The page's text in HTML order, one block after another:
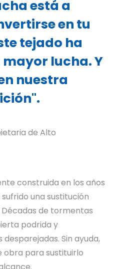
está a
en tu
tejado ha
lucha. Y
nuestra
de Alto
construida en los años
una sustitución
de tormentas
podrida y
Sin ayuda,
obra para sustituirlo